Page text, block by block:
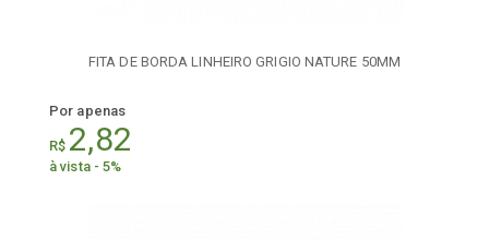
FITA DE BORDA LINHEIRO GRIGIO NATURE 50MM
Por apenas
R$ 2,82
à vista - 5%